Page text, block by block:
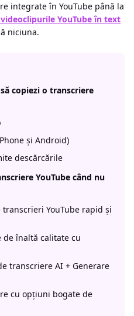
integrate în YouTube până la
YouTube în text
niciuna.
copiezi o transcriere
și Android)
descărcările
YouTube când nu
transcrieri YouTube rapid și
de înaltă calitate cu
transcriere AI + Generare
cu opțiuni bogate de